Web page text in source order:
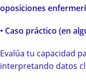
oposiciones
• Caso práctico (en
Evalúa tu capacidad
interpretando datos